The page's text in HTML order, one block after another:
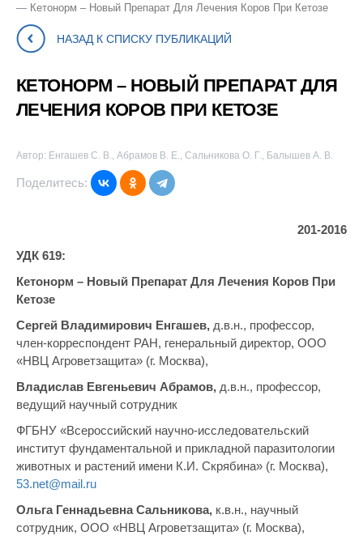
Кетонорм – Новый Препарат Для Лечения Коров При Кетозе
НАЗАД К СПИСКУ ПУБЛИКАЦИЙ
КЕТОНОРМ – НОВЫЙ ПРЕПАРАТ ДЛЯ
ЛЕЧЕНИЯ КОРОВ ПРИ КЕТОЗЕ
Автор: Енгашев С. В., Абрамов В. Е., Сальникова О. Г., Балышев А. В.
Поделитесь:
201-2016
УДК 619:
Кетонорм – Новый Препарат Для Лечения Коров При
Кетозе
Сергей Владимирович Енгашев, д.в.н., профессор,
член-корреспондент РАН, генеральный директор, ООО
«НВЦ Агроветзащита» (г. Москва),
Владислав Евгеньевич Абрамов, д.в.н., профессор,
ведущий научный сотрудник
ФГБНУ «Всероссийский научно-исследовательский
институт фундаментальной и прикладной паразитологии
животных и растений имени К.И. Скрябина» (г. Москва),
53.net@mail.ru
Ольга Геннадьевна Сальникова, к.в.н., научный
сотрудник, ООО «НВЦ Агроветзащита» (г. Москва),